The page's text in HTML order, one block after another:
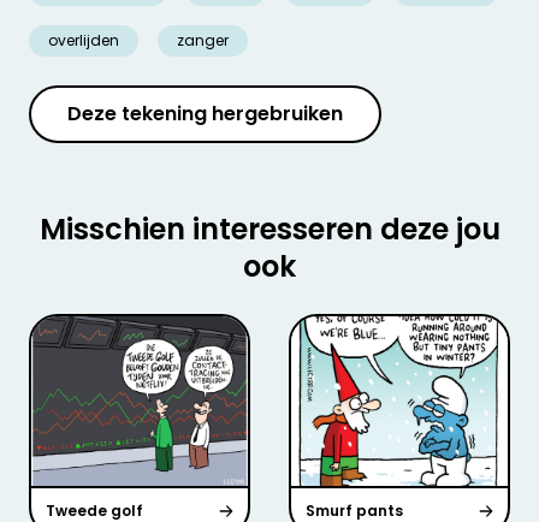
overlijden zanger
Deze tekening hergebruiken
Misschien interesseren deze jou
ook
Tweede golf Smurf pants